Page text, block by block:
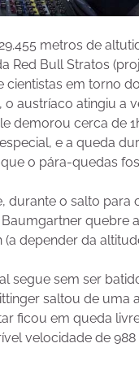
metros de
Red Bull Stratos
cientistas em torno
o austríaco atingiu a
demorou cerca de
e a queda
o pára-quedas
durante o salto para
quebre
depender da
segue sem ser
saltou de uma
ficou em queda
velocidade de